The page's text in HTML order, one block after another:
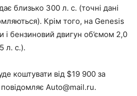
близько 300 л. с. (точні дані
Крім того, на Genesis
і бензиновий двигун об’ємом 2,0
л. с.).
коштувати від $19 900 за
Auto@mail.ru.